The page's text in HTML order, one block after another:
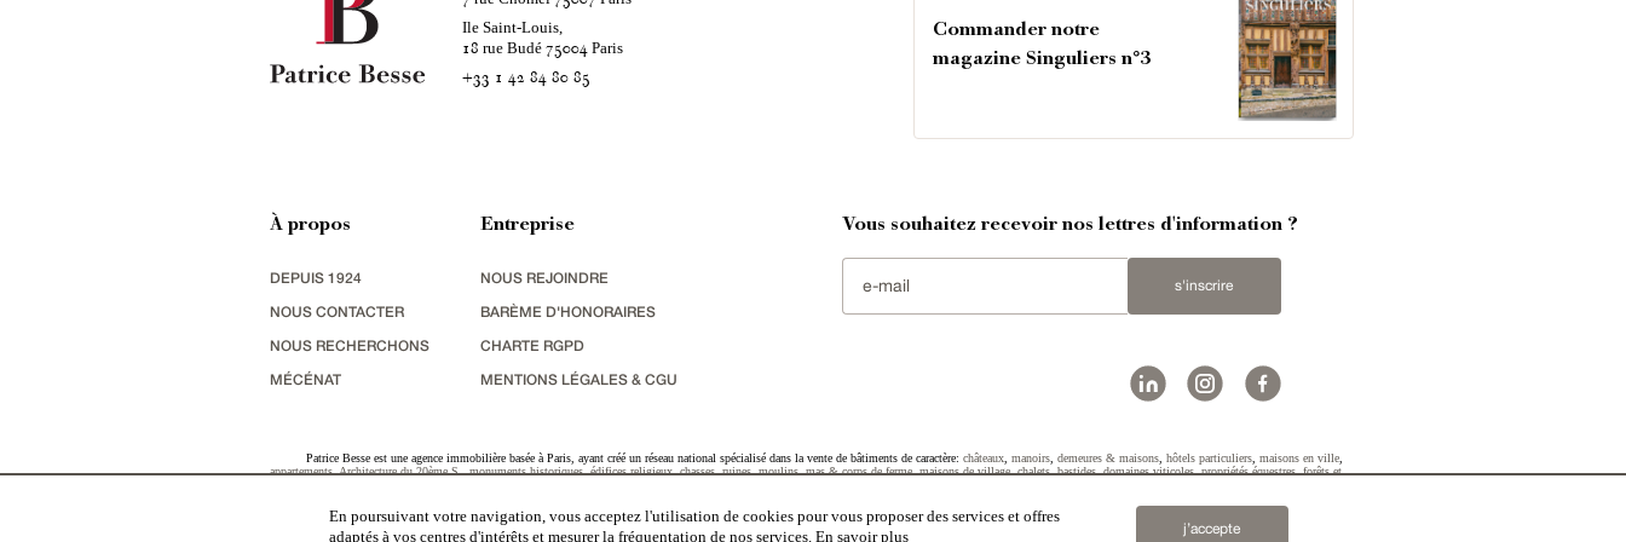
Ile Saint-Louis,
18 rue Budé 75004Paris
+33 1 42 84 80 85
Commander notre
magazine Singuliers n°3
À propos
DEPUIS 1924
NOUS CONTACTER
NOUS RECHERCHONS
MÉCÉNAT
Entreprise
NOUS REJOINDRE
BARÈME D'HONORAIRES
CHARTE RGPD
MENTIONS LÉGALES & CGU
Vous souhaitez recevoir nos lettres d'information ?
s'inscrire
Patrice Besse est une agence immobilière basée à Paris, ayant créé un réseau national spécialisé dans la vente de bâtiments de caractère: châteaux manoirs demeures & maisons hôtels particuliers maisons en ville
appartements,Architecture du 20ème S.,monuments historiques,édifices religieux,chasses,ruines,moulins,mas & corps de ferme,maisons de village,chalets,bastides,domaines viticoles,propriétés équestres,forêts et
En poursuivant votre navigation, vous acceptez l'utilisation de cookies pour vous proposer des services et offres
adaptés à vos centres d'intérêts et mesurer la fréquentation de nos services. En savoir plus j’accepte